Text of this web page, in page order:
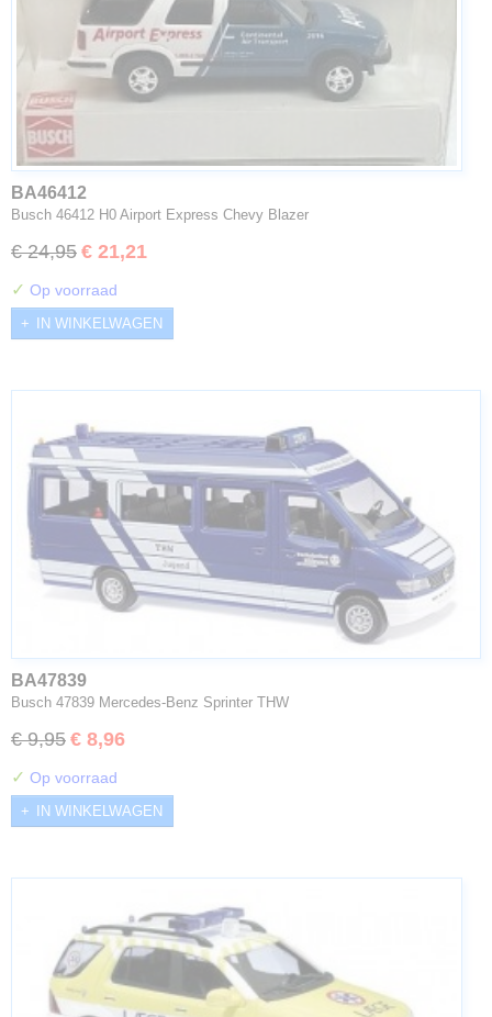
BA46412
Busch 46412 H0 Airport Express Chevy Blazer
€ 24,95 € 21,21
✓ Op voorraad
IN WINKELWAGEN
BA47839
Busch 47839 Mercedes-Benz Sprinter THW
€ 9,95 € 8,96
✓ Op voorraad
IN WINKELWAGEN